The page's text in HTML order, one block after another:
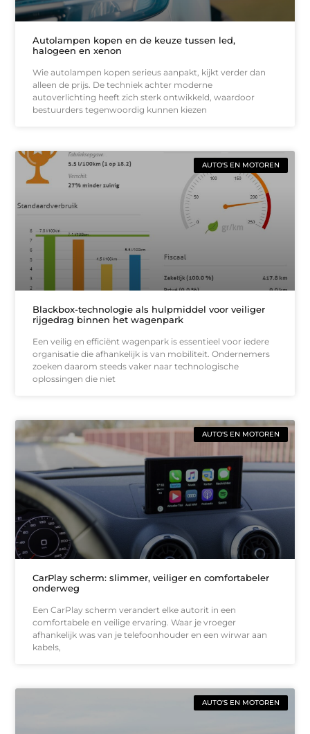
Autolampen kopen en de keuze tussen led,
halogeen en xenon
Wie autolampen kopen serieus aanpakt, kijkt verder dan
alleen de prijs. De techniek achter moderne
autoverlichting heeft zich sterk ontwikkeld, waardoor
bestuurders tegenwoordig kunnen kiezen
AUTO'S EN MOTOREN
Blackbox-technologie als hulpmiddel voor veiliger
rijgedrag binnen het wagenpark
Een veilig en efficiënt wagenpark is essentieel voor iedere
organisatie die afhankelijk is van mobiliteit. Ondernemers
zoeken daarom steeds vaker naar technologische
oplossingen die niet
AUTO'S EN MOTOREN
CarPlay scherm: slimmer, veiliger en comfortabeler
onderweg
Een CarPlay scherm verandert elke autorit in een
comfortabele en veilige ervaring. Waar je vroeger
afhankelijk was van je telefoonhouder en een wirwar aan
kabels,
AUTO'S EN MOTOREN